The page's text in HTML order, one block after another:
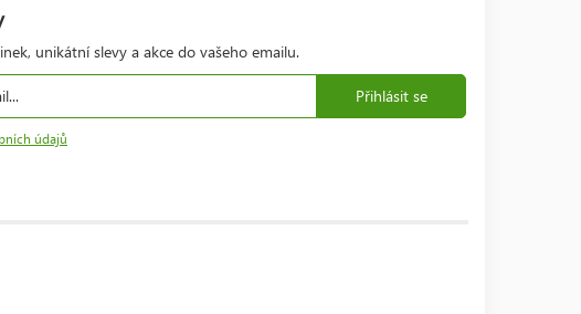
unikátní slevy a akce do vašeho emailu.
Přihlásit se
údajů